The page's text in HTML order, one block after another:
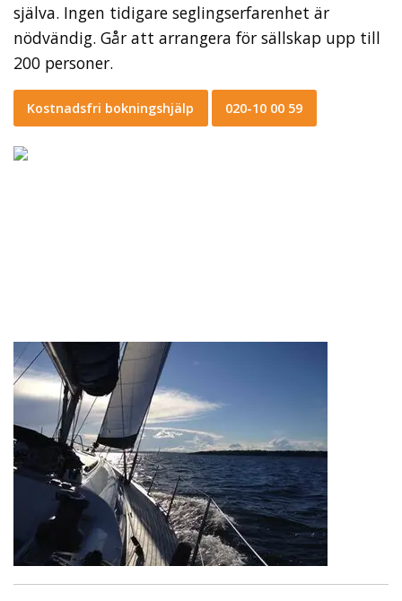
själva. Ingen tidigare seglingserfarenhet är
nödvändig. Går att arrangera för sällskap upp till
200 personer.
Kostnadsfri bokningshjälp 020-10 00 59